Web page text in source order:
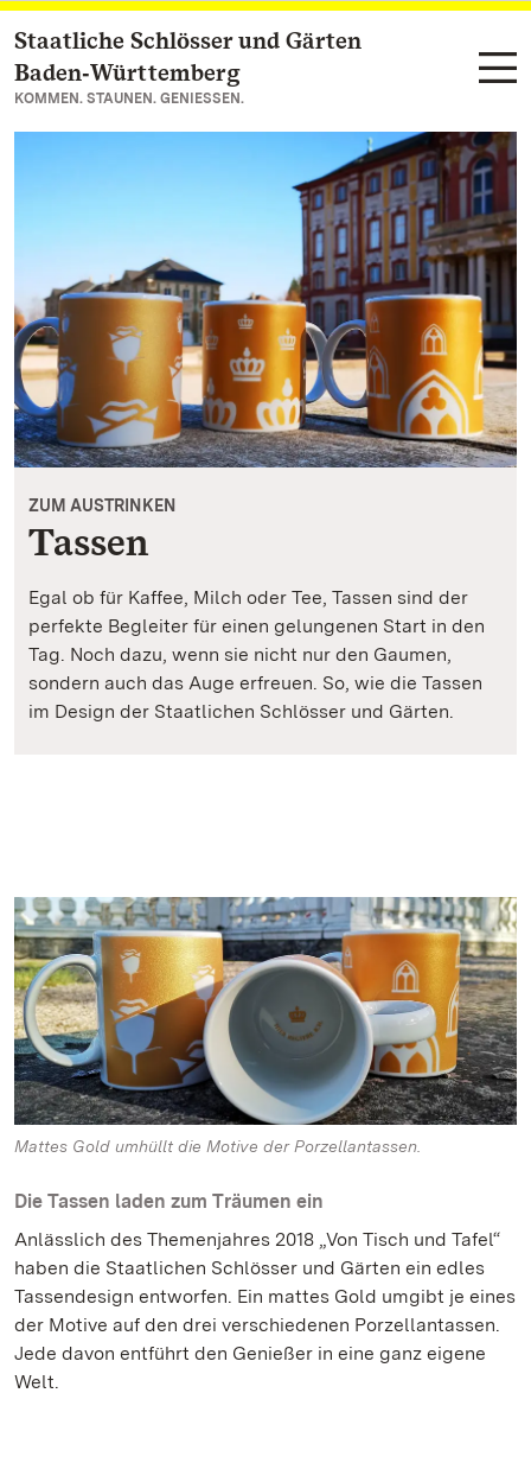
Zum Hauptinhalt springen
Staatliche Schlösser und Gärten
Baden‑Württemberg
KOMMEN. STAUNEN. GENIESSEN.
ZUM AUSTRINKEN
Tassen
Egal ob für Kaffee, Milch oder Tee, Tassen sind der
perfekte Begleiter für einen gelungenen Start in den
Tag. Noch dazu, wenn sie nicht nur den Gaumen,
sondern auch das Auge erfreuen. So, wie die Tassen
im Design der Staatlichen Schlösser und Gärten.
Mattes Gold umhüllt die Motive der Porzellantassen.
Die Tassen laden zum Träumen ein
Anlässlich des Themenjahres 2018 „Von Tisch und Tafel“
haben die Staatlichen Schlösser und Gärten ein edles
Tassendesign entworfen. Ein mattes Gold umgibt je eines
der Motive auf den drei verschiedenen Porzellantassen.
Jede davon entführt den Genießer in eine ganz eigene
Welt.